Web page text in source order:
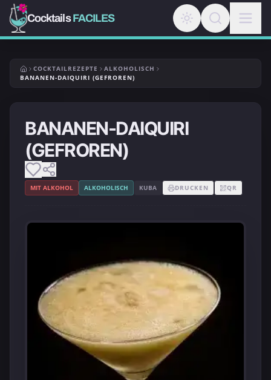
CocktailsFACILES
COCKTAILREZEPTE
ALKOHOLISCH
BANANEN-DAIQUIRI (GEFROREN)
BANANEN-DAIQUIRI
(GEFROREN)
MIT ALKOHOL ALKOHOLISCH KUBA DRUCKEN QR